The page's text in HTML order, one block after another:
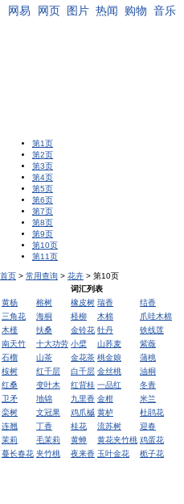
网易 网页 图片 热闻 购物 音乐
第1页
第2页
第3页
第4页
第5页
第6页
第7页
第8页
第9页
第10页
第11页
首页 > 常用查询 > 花卉 > 第10页
词汇列表
黄杨
榕树 橡皮树 瑞香
结香
三角花
海桐 柽柳 木棉
爪哇木棉
木槿
扶桑 金铃花 牡丹
铁线莲
南天竹
十大功劳 小檗 山荞麦
紫薇
石榴
山茶 金花茶 桃金娘
蒲桃
桉树
红千层 白千层 金丝桃
油桐
红桑
变叶木 红背桂 一品红
冬青
卫矛
地锦 九里香 金柑
米兰
栾树
文冠果 鸡爪槭 黄栌
杜鹃花
连翘
丁香 桂花 流苏树
迎春
茉莉
毛茉莉 黄蝉 黄花夹竹桃 鸡蛋花
蔓长春花 夹竹桃 夜来香 玉叶金花 栀子花